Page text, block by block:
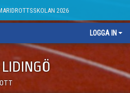
2026
LOGGA IN